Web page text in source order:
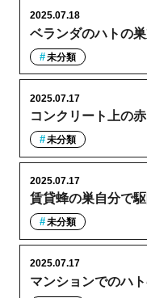
ベランダのハトの
2025.07.18
未分類
コンクリート上の
2025.07.17
未分類
賃貸蜂の巣自分で
2025.07.17
未分類
マンションでのハ
2025.07.17